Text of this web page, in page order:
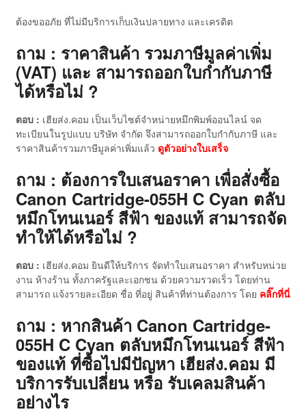
ต้องขออภัย ที่ไม่มีบริการเก็บเงินปลายทาง และเครดิต
ถาม : ราคาสินค้า รวมภาษีมูลค่าเพิ่ม
(VAT) และ สามารถออกใบกำกับภาษี
ได้หรือไม่ ?
ตอบ : เฮียส่ง.คอม เป็นเว็บไซต์จำหน่ายหมึกพิมพ์ออนไลน์ จด
ทะเบียนในรูปแบบ บริษัท จำกัด จึงสามารถออกใบกำกับภาษี และ
ราคาสินค้ารวมภาษีมูลค่าเพิ่มแล้ว ดูตัวอย่างใบเสร็จ
ถาม : ต้องการใบเสนอราคา เพื่อสั่งซื้อ
Canon Cartridge-055H C Cyan ตลับ
หมึกโทนเนอร์ สีฟ้า ของแท้ สามารถจัด
ทำให้ได้หรือไม่ ?
ตอบ : เฮียส่ง.คอม ยินดีให้บริการ จัดทำใบเสนอราคา สำหรับหน่วย
งาน ห้างร้าน ทั้งภาครัฐและเอกชน ด้วยความรวดเร็ว โดยท่าน
สามารถ แจ้งรายละเอียด ชื่อ ที่อยู่ สินค้าที่ท่านต้องการ โดย คลิ๊กที่นี่
ถาม : หากสินค้า Canon Cartridge-
055H C Cyan ตลับหมึกโทนเนอร์ สีฟ้า
ของแท้ ที่ซื้อไปมีปัญหา เฮียส่ง.คอม มี
บริการรับเปลี่ยน หรือ รับเคลมสินค้า
อย่างไร